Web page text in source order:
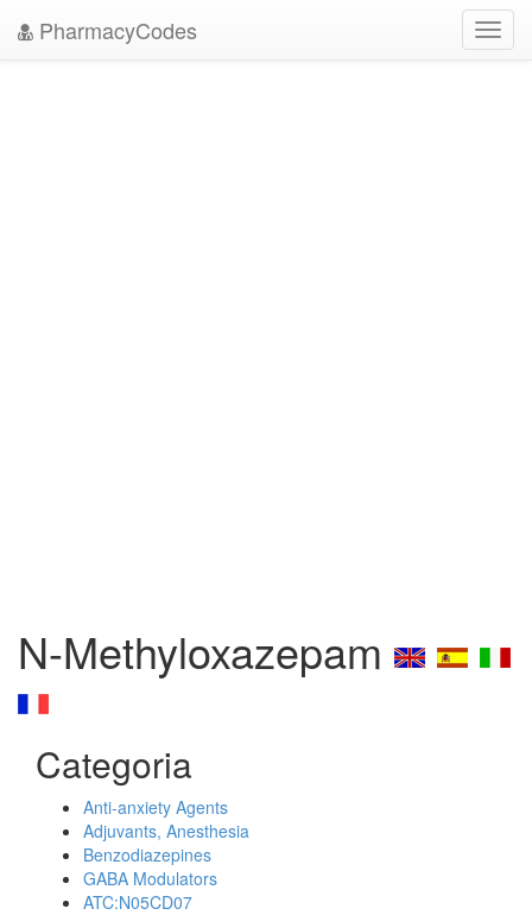
PharmacyCodes
N-Methyloxazepam
Categoria
Anti-anxiety Agents
Adjuvants, Anesthesia
Benzodiazepines
GABA Modulators
ATC:N05CD07